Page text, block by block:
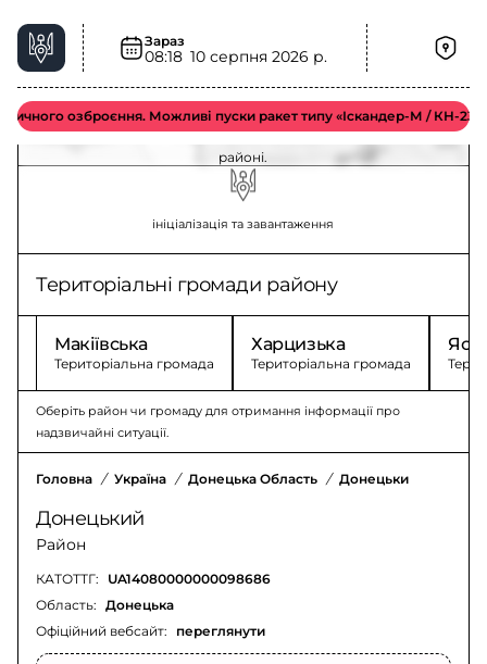
Зараз
08:18 10 серпня 2026 р.
озброєння. Можливі пуски ракет типу «Іскандер-М / КН-23 / С-
Повітряна тривога у Донецькому районі –
актуальна ситуація
Оновлення щодо повітряної тривоги у Донецькому
районі.
ініціалізація та завантаження
Територіальні громади району
Макіївська
Територіальна громада
Харцизька
Територіальна громада
Оберіть район чи громаду для отримання інформації про
надзвичайні ситуації.
Головна / Україна / Донецька Область / Донецький Район
Донецький
Район
КАТОТТГ: UA14080000000098686
Офіційний вебсайт: переглянути
Область: Донецька